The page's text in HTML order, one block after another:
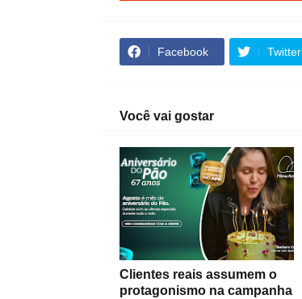
Facebook Twitter
Você vai gostar
Clientes reais assumem o
protagonismo na campanha